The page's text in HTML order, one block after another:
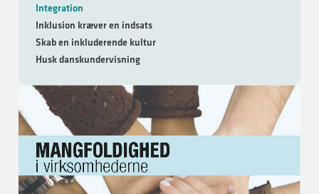
Integration
Inklusion kræver en indsats
Skab en inkluderende kultur
Husk danskundervisning